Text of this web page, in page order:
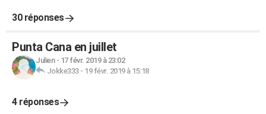
30 réponses
Punta Cana en juillet
Julien- 17 févr. 2019 à 23:02
Jokke333- 19 févr. 2019 à 15:18
4 réponses